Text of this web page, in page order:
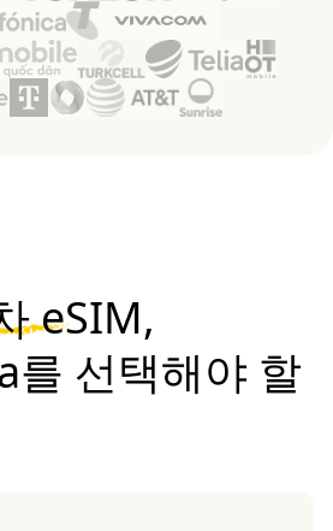
eSIM,
를 선택해야 할